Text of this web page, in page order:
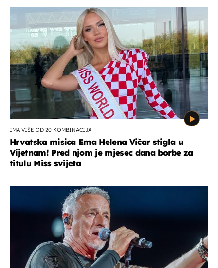
IMA VIŠE OD 20 KOMBINACIJA
Hrvatska misica Ema Helena Vičar stigla u
Vijetnam! Pred njom je mjesec dana borbe za
titulu Miss svijeta